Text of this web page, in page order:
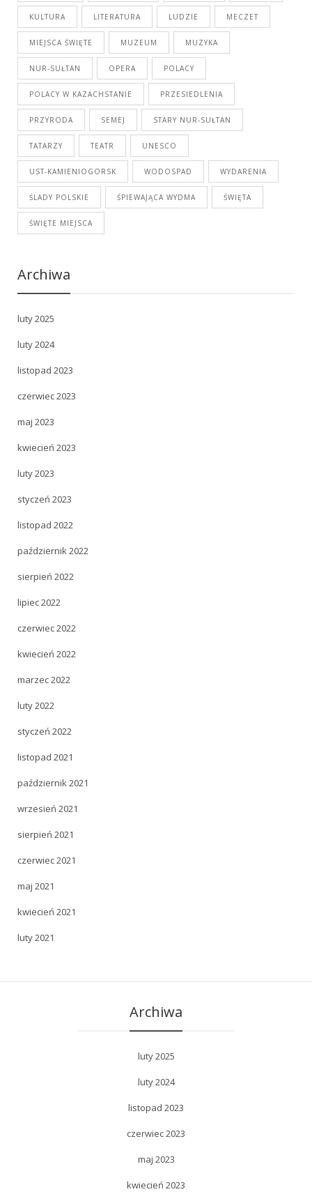
KULTURA LITERATURA LUDZIE MECZET
MIEJSCA ŚWIĘTE MUZEUM MUZYKA
NUR-SUŁTAN OPERA POLACY
POLACY W KAZACHSTANIE PRZESIEDLENIA
PRZYRODA SEMEJ STARY NUR-SUŁTAN
TATARZY TEATR UNESCO
UST-KAMIENIOGORSK WODOSPAD WYDARENIA
ŚLADY POLSKIE ŚPIEWAJĄCA WYDMA ŚWIĘTA
ŚWIĘTE MIEJSCA
Archiwa
luty 2025
luty 2024
listopad 2023
czerwiec 2023
maj 2023
kwiecień 2023
luty 2023
styczeń 2023
listopad 2022
październik 2022
sierpień 2022
lipiec 2022
czerwiec 2022
kwiecień 2022
marzec 2022
luty 2022
styczeń 2022
listopad 2021
październik 2021
wrzesień 2021
sierpień 2021
czerwiec 2021
maj 2021
kwiecień 2021
luty 2021
Archiwa
luty 2025
luty 2024
listopad 2023
czerwiec 2023
maj 2023
kwiecień 2023